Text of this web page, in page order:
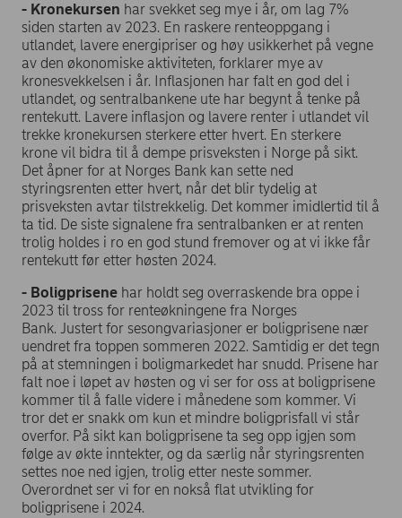
- Kronekursen har svekket seg mye i år, om lag 7%
siden starten av 2023. En raskere renteoppgang i
utlandet, lavere energipriser og høy usikkerhet på vegne
av den økonomiske aktiviteten, forklarer mye av
kronesvekkelsen i år. Inflasjonen har falt en god del i
utlandet, og sentralbankene ute har begynt å tenke på
rentekutt. Lavere inflasjon og lavere renter i utlandet vil
trekke kronekursen sterkere etter hvert. En sterkere
krone vil bidra til å dempe prisveksten i Norge på sikt.
Det åpner for at Norges Bank kan sette ned
styringsrenten etter hvert, når det blir tydelig at
prisveksten avtar tilstrekkelig. Det kommer imidlertid til å
ta tid. De siste signalene fra sentralbanken er at renten
trolig holdes i ro en god stund fremover og at vi ikke får
rentekutt før etter høsten 2024.
- Boligprisene har holdt seg overraskende bra oppe i
2023 til tross for renteøkningene fra Norges
Bank. Justert for sesongvariasjoner er boligprisene nær
uendret fra toppen sommeren 2022. Samtidig er det tegn
på at stemningen i boligmarkedet har snudd. Prisene har
falt noe i løpet av høsten og vi ser for oss at boligprisene
kommer til å falle videre i månedene som kommer. Vi
tror det er snakk om kun et mindre boligprisfall vi står
overfor. På sikt kan boligprisene ta seg opp igjen som
følge av økte inntekter, og da særlig når styringsrenten
settes noe ned igjen, trolig etter neste sommer.
Overordnet ser vi for en nokså flat utvikling for
boligprisene i 2024.